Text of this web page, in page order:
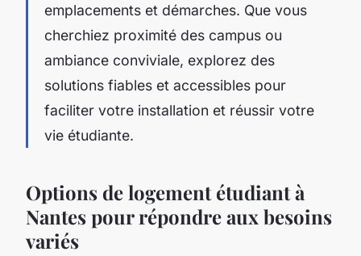
emplacements et démarches. Que vous
cherchiez proximité des campus ou
ambiance conviviale, explorez des
solutions fiables et accessibles pour
faciliter votre installation et réussir votre
vie étudiante.
Options de logement étudiant à
Nantes pour répondre aux besoins
variés